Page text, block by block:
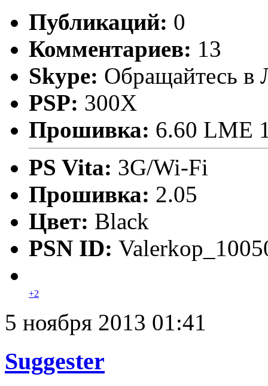
Публикаций: 0
Комментариев: 13
Skype: Обращайтесь в
PSP: 300X
Прошивка: 6.60 LME
PS Vita: 3G/Wi-Fi
Прошивка: 2.05
Цвет: Black
PSN ID:
+2
5 ноября 2013 01:41
Suggester